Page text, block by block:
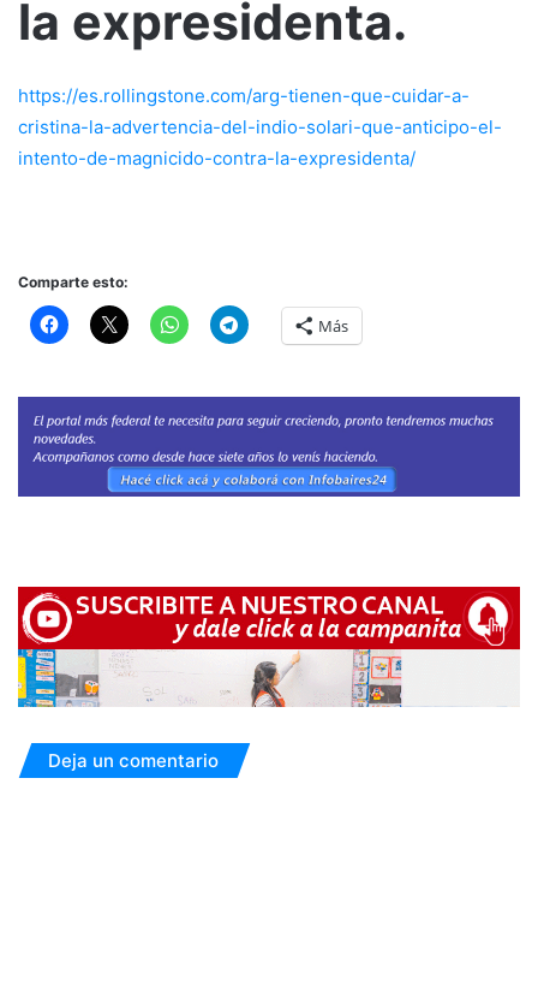
la expresidenta.
https://es.rollingstone.com/arg-tienen-que-cuidar-a-
cristina-la-advertencia-del-indio-solari-que-anticipo-el-
intento-de-magnicido-contra-la-expresidenta/
Comparte esto:
Más
Deja un comentario